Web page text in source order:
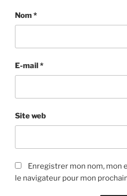
Nom*
E-mail*
Site web
Enregistrer mon nom, mon
le navigateur pour mon